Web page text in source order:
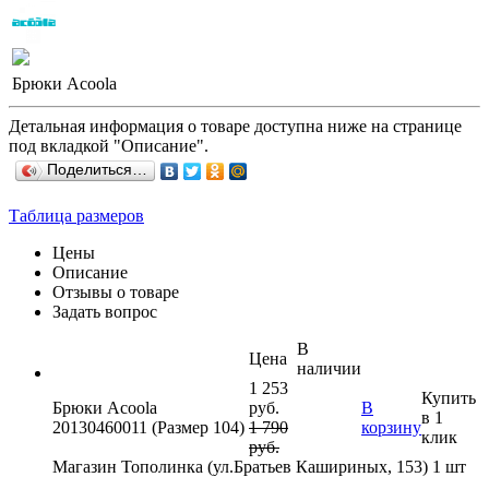
Брюки Acoola
Детальная информация о товаре доступна ниже на странице
под вкладкой "Описание".
Поделиться…
Таблица размеров
Цены
Описание
Отзывы о товаре
Задать вопрос
Цена
В
наличии
Брюки Acoola
20130460011 (Размер 104)
1 253
руб.
1 790
руб.
В
корзину
Купить
в 1
клик
Магазин Тополинка (ул.Братьев Кашириных, 153) 1 шт